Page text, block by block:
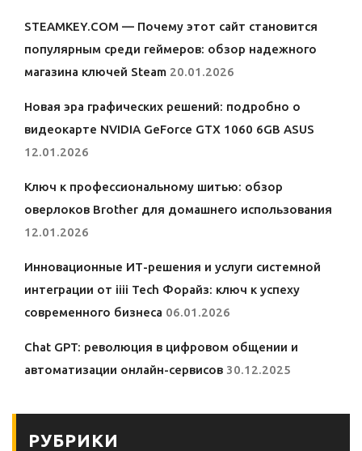
STEAMKEY.COM — Почему этот сайт становится
популярным среди геймеров: обзор надежного
магазина ключей Steam 20.01.2026
Новая эра графических решений: подробно о
видеокарте NVIDIA GeForce GTX 1060 6GB ASUS
12.01.2026
Ключ к профессиональному шитью: обзор
оверлоков Brother для домашнего использования
12.01.2026
Инновационные ИТ-решения и услуги системной
интеграции от iiii Tech Форайз: ключ к успеху
современного бизнеса 06.01.2026
Chat GPT: революция в цифровом общении и
автоматизации онлайн-сервисов 30.12.2025
РУБРИКИ